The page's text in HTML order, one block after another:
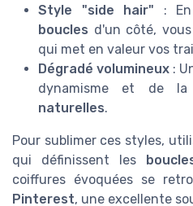
Style "side hair" :
boucles d'un côté,
qui met en valeur vos
Dégradé volumineux :
dynamisme et de
naturelles.
Pour sublimer ces styles,
qui définissent les
coiffures évoquées se
Pinterest, une excellente